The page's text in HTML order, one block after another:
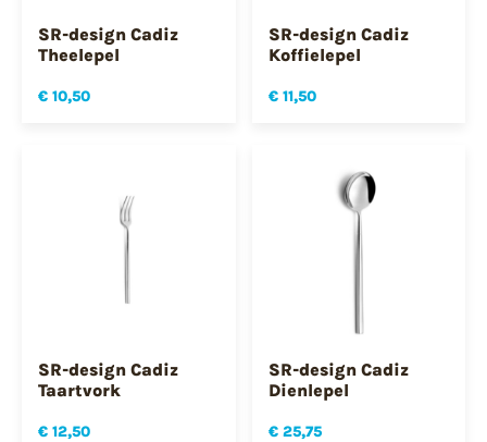
SR-design Cadiz
Theelepel
€ 10,50
SR-design Cadiz
Koffielepel
€ 11,50
SR-design Cadiz
Taartvork
€ 12,50
SR-design Cadiz
Dienlepel
€ 25,75